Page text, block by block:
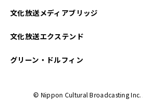
2023年09月
2023年08月
2023年07月
文化放送メディアブリッジ
文化放送エクステンド
グリーン・ドルフィン
© Nippon Cultural Broadcasting Inc.